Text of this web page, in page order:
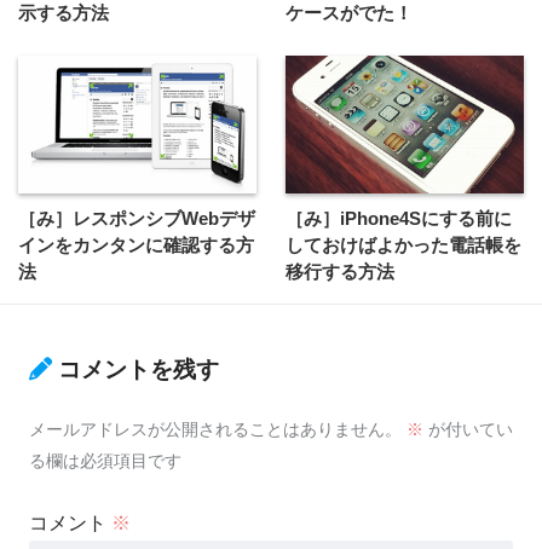
示する方法
ケースがでた！
［み］レスポンシブWebデザ
インをカンタンに確認する方
法
［み］iPhone4Sにする前に
しておけばよかった電話帳を
移行する方法
コメントを残す
メールアドレスが公開されることはありません。 ※ が付いてい
る欄は必須項目です
コメント ※